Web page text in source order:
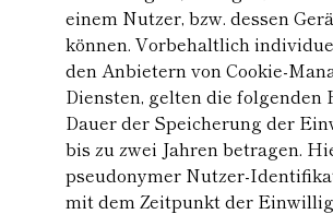
einem Nutzer, bzw. dessen
können. Vorbehaltlich
den Anbietern von Cookie-
Diensten, gelten die folgenden
Dauer der Speicherung der
bis zu zwei Jahren betragen.
pseudonymer Nutzer-
mit dem Zeitpunkt der